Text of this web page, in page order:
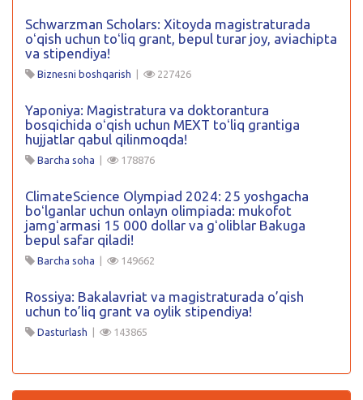
Schwarzman Scholars: Xitoyda magistraturada
oʻqish uchun toʻliq grant, bepul turar joy, aviachipta
va stipendiya!
Biznesni boshqarish | 227426
Yaponiya: Magistratura va doktorantura
bosqichida oʻqish uchun MEXT toʻliq grantiga
hujjatlar qabul qilinmoqda!
Barcha soha | 178876
ClimateScience Olympiad 2024: 25 yoshgacha
boʻlganlar uchun onlayn olimpiada: mukofot
jamgʻarmasi 15 000 dollar va gʻoliblar Bakuga
bepul safar qiladi!
Barcha soha | 149662
Rossiya: Bakalavriat va magistraturada o’qish
uchun to’liq grant va oylik stipendiya!
Dasturlash | 143865